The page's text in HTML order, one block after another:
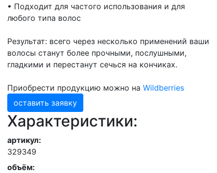
• Подходит для частого использования и для
любого типа волос
Результат: всего через несколько применений ваши
волосы станут более прочными, послушными,
гладкими и перестанут сечься на кончиках.
Приобрести продукцию можно на Wildberries
оставить заявку
Характеристики:
артикул:
329349
объём: